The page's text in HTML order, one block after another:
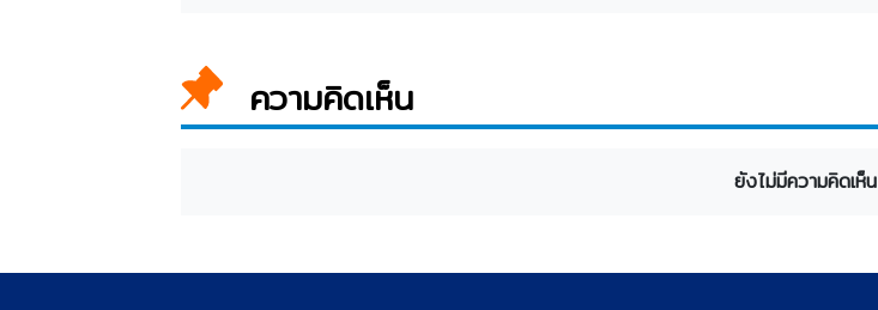
ความคิดเห็น
ยังไม่มีความคิดเห็น